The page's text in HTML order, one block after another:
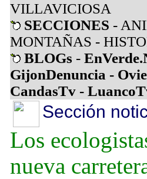
VILLAVICIOSA
SECCIONES -
MONTAÑAS -
BLOGs -
GijonDenuncia -
CandasTv -
Sección
Los
nueva